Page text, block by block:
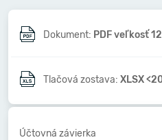
Dokument: PDF veľkosť
Tlačová zostava: XLSX
Účtovná závierka